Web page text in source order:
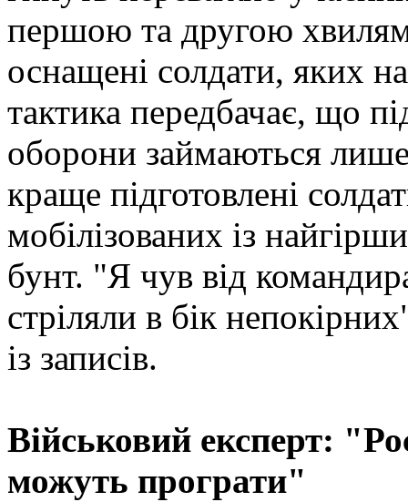
першою та другою
оснащені солдати, яких
тактика передбачає, що
оборони займаються лише
краще підготовлені
мобілізованих із
бунт. "Я чув від
стріляли в бік
із записів.
Військовий експерт:
можуть програти"